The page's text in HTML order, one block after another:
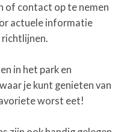
of contact op te nemen
actuele informatie
in het park en
je kunt genieten van
worst eet!